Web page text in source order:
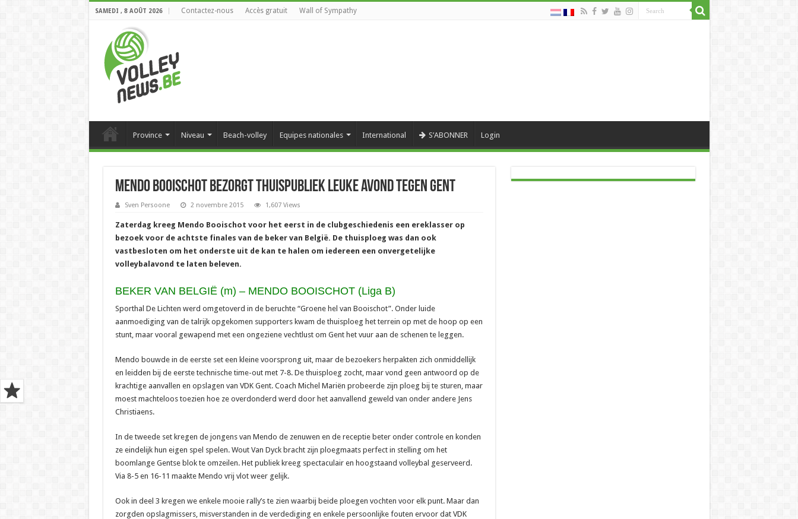
SAMEDI , 8 AOÛT 2026 Contactez-nous Accès gratuit Wall of Sympathy
Province Niveau Beach-volley Equipes nationales International S’ABONNER Login
Mendo Booischot bezorgt thuispubliek leuke avond tegen Gent
Sven Persoone 2 novembre 2015 1,607 Views
Zaterdag kreeg Mendo Booischot voor het eerst in de clubgeschiedenis een ereklasser op
bezoek voor de achtste finales van de beker van België. De thuisploeg was dan ook
vastbesloten om het onderste uit de kan te halen om iedereen een onvergetelijke
volleybalavond te laten beleven.
BEKER VAN BELGIË (m) – MENDO BOOISCHOT (Liga B)
Sporthal De Lichten werd omgetoverd in de beruchte “Groene hel van Booischot”. Onder luide
aanmoediging van de talrijk opgekomen supporters kwam de thuisploeg het terrein op met de hoop op een
stunt, maar vooral gewapend met een ongeziene vechtlust om Gent het vuur aan de schenen te leggen.
Mendo bouwde in de eerste set een kleine voorsprong uit, maar de bezoekers herpakten zich onmiddellijk
en leidden bij de eerste technische time-out met 7-8. De thuisploeg zocht, maar vond geen antwoord op de
krachtige aanvallen en opslagen van VDK Gent. Coach Michel Mariën probeerde zijn ploeg bij te sturen, maar
moest machteloos toezien hoe ze overdonderd werd door het aanvallend geweld van onder andere Jens
Christiaens.
In de tweede set kregen de jongens van Mendo de zenuwen en de receptie beter onder controle en konden
ze eindelijk hun eigen spel spelen. Wout Van Dyck bracht zijn ploegmaats perfect in stelling om het
boomlange Gentse blok te omzeilen. Het publiek kreeg spectaculair en hoogstaand volleybal geserveerd.
Via 8-5 en 16-11 maakte Mendo vrij vlot weer gelijk.
Ook in deel 3 kregen we enkele mooie rally’s te zien waarbij beide ploegen vochten voor elk punt. Maar dan
zorgden opslagmissers, misverstanden in de verdediging en enkele persoonlijke fouten ervoor dat VDK